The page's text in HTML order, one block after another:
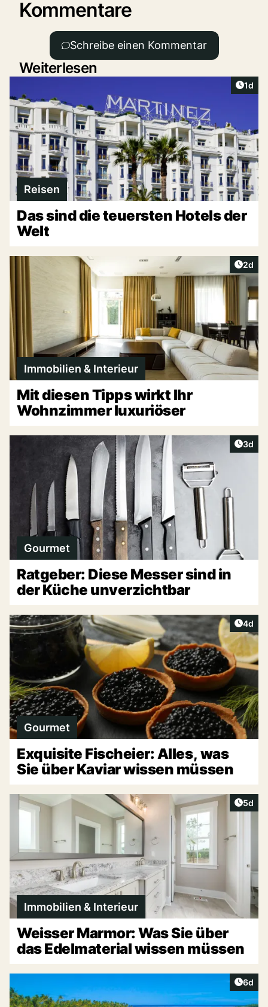
Kommentare
Schreibe einen Kommentar
Weiterlesen
1d
Reisen
Das sind die teuersten Hotels der
Welt
2d
Immobilien & Interieur
Mit diesen Tipps wirkt Ihr
Wohnzimmer luxuriöser
3d
Gourmet
Ratgeber: Diese Messer sind in
der Küche unverzichtbar
4d
Gourmet
Exquisite Fischeier: Alles, was
Sie über Kaviar wissen müssen
5d
Immobilien & Interieur
Weisser Marmor: Was Sie über
das Edelmaterial wissen müssen
6d